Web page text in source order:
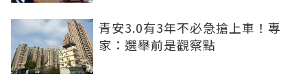
青安3.0有3年不必急搶上車！專
家：選舉前是觀察點